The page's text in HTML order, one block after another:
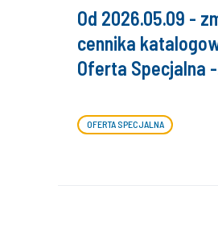
Od 2026.05.09 -
cennika
Oferta Specjalna -
OFERTA SPECJALNA